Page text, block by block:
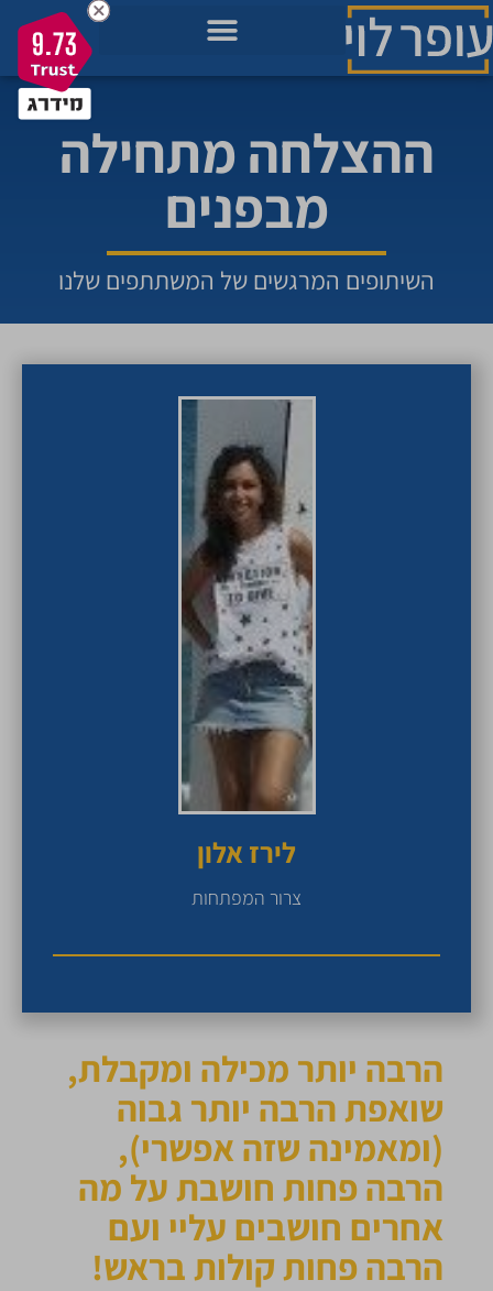
ההצלחה מתחילה
מבפנים
השיתופים המרגשים של המשתתפים שלנו
לירז אלון
צרור המפתחות
הרבה יותר מכילה ומקבלת,
שואפת הרבה יותר גבוה
(ומאמינה שזה אפשרי),
הרבה פחות חושבת על מה
אחרים חושבים עליי ועם
הרבה פחות קולות בראש!
9.73